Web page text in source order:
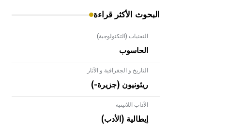
البحوث الأكثر قراءة
التقنيات (التكنولوجية)
الحاسوب
التاريخ و الجغرافية و الآثار
ريئونيون (جزيرة-)
الآداب اللاتينية
إيطالية (الأدب)